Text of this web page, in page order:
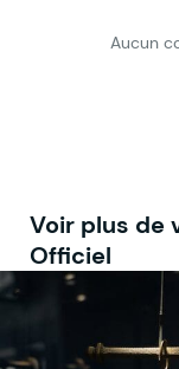
Aucun
Voir plus de
Officiel